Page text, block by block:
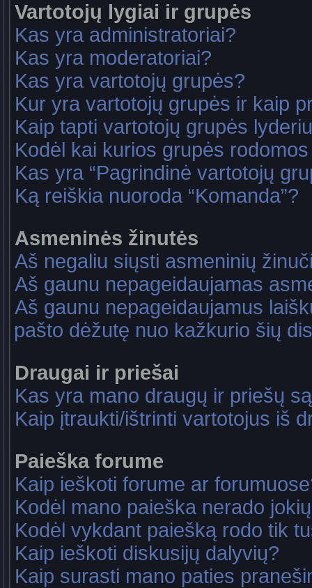
Vartotojų lygiai ir grupės
Kas yra administratoriai?
Kas yra moderatoriai?
Kas yra vartotojų grupės?
Kur yra vartotojų grupės ir kaip
Kaip tapti vartotojų grupės
Kodėl kai kurios grupės
Kas yra “Pagrindinė vartotojų
Ką reiškia nuoroda “Komanda”?
Asmeninės žinutės
Aš negaliu siųsti asmeninių
Aš gaunu nepageidaujamas
Aš gaunu nepageidaujamus
pašto dėžutę nuo kažkurio šių
Draugai ir priešai
Kas yra mano draugų ir priešų
Kaip įtraukti/ištrinti vartotojus iš
Paieška forume
Kaip ieškoti forume ar
Kodėl mano paieška nerado
Kodėl vykdant paiešką rodo tik
Kaip ieškoti diskusijų dalyvių?
Kaip surasti mano paties